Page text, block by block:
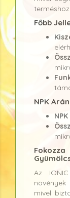
Főbb
NPK
Az
mivel